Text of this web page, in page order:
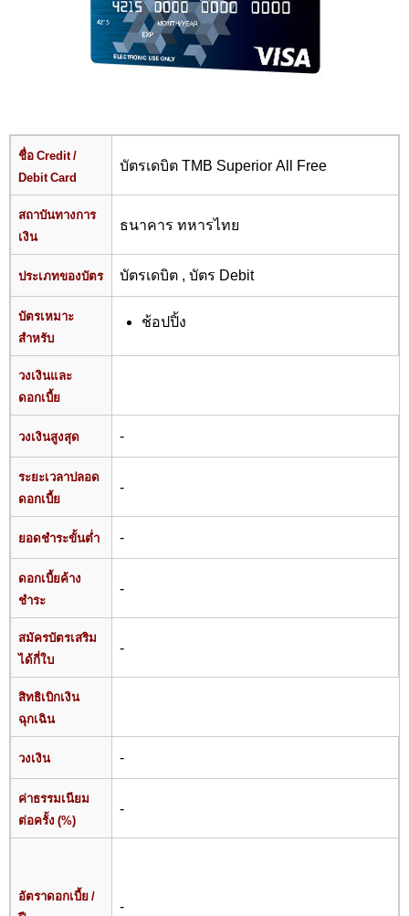
ชื่อ Credit /
Debit Card
บัตรเดบิต TMB Superior All Free
สถาบันทางการ
เงิน
ธนาคาร ทหารไทย
ประเภทของบัตร บัตรเดบิต , บัตร Debit
บัตรเหมาะ
สำหรับ
ช้อปปิ้ง
วงเงินและ
ดอกเบี้ย
วงเงินสูงสุด -
ระยะเวลาปลอด
ดอกเบี้ย
-
ยอดชำระขั้นต่ำ -
ดอกเบี้ยค้าง
ชำระ
-
สมัครบัตรเสริม
ได้กี่ใบ
-
สิทธิเบิกเงิน
ฉุกเฉิน
วงเงิน -
ค่าธรรมเนียม
ต่อครั้ง (%)
-
อัตราดอกเบี้ย /
-